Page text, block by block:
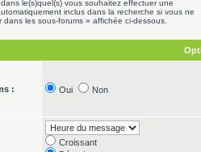
le(s)quel(s) vous souhaitez effectuer une
inclus dans la recherche si vous ne
les sous-forums » affichée ci-dessous.
: Oui Non
Croissant